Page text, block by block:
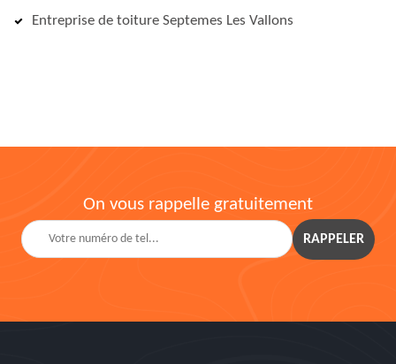
Entreprise de toiture Septemes Les Vallons
On vous rappelle gratuitement